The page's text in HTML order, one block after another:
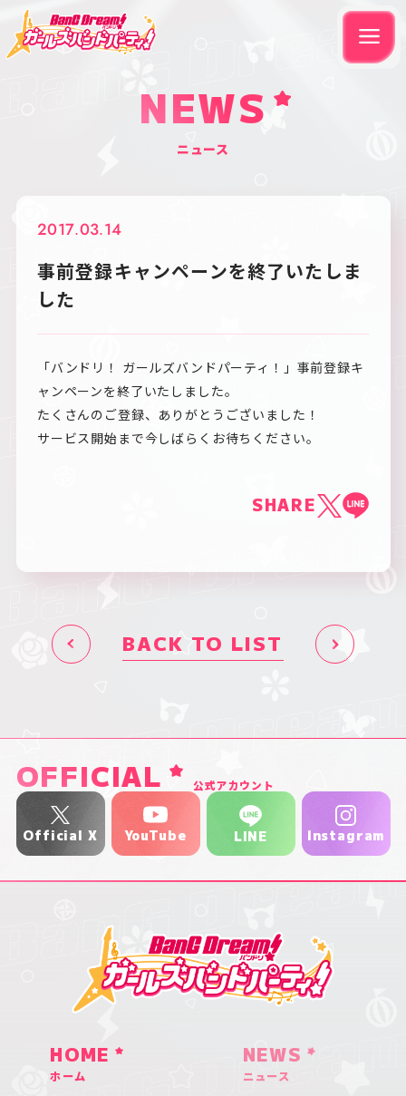
NEWS
ニュース
2017.03.14
事前登録キャンペーンを終了いたしま
した
「バンドリ！ ガールズバンドパーティ！」事前登録キ
ャンペーンを終了いたしました。
たくさんのご登録、ありがとうございました！
サービス開始まで今しばらくお待ちください。
SHARE
BACK TO LIST
OFFICIAL 公式アカウント
Official X YouTube LINE Instagram
HOME
ホーム
NEWS
ニュース